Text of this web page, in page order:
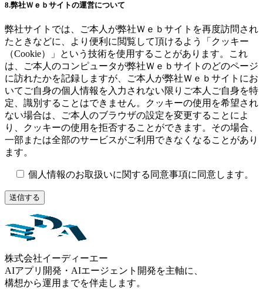
8.弊社Ｗｅｂサイトの運営について
弊社サイトでは、ご本人が弊社Ｗｅｂサイトを再度訪問され
たときなどに、より便利に閲覧して頂けるよう「クッキー
（Cookie）」という技術を使用することがあります。これ
は、ご本人のコンピュータが弊社Ｗｅｂサイトのどのページ
に訪れたかを記録しますが、ご本人が弊社Ｗｅｂサイトにお
いてご自身の個人情報を入力されない限りご本人ご自身を特
定、識別することはできません。クッキーの使用を希望され
ない場合は、ご本人のブラウザの設定を変更することによ
り、クッキーの使用を拒否することができます。その場合、
一部または全部のサービスがご利用できなくなることがあり
ます。
個人情報のお取扱いに関する同意事項に同意します。
株式会社イーディーエー
AIアプリ開発・AIエージェント開発を主軸に、
構想から運用までを伴走します。